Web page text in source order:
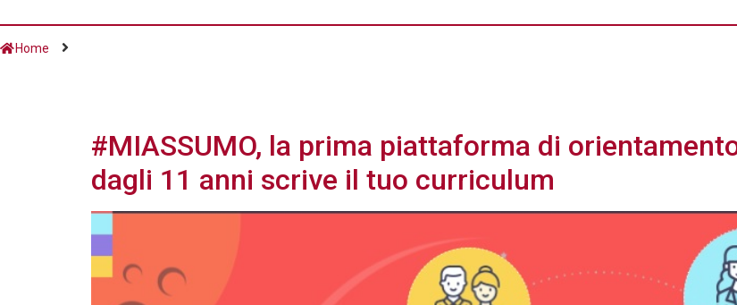
Home
#MIASSUMO, la prima piattaforma di
dagli 11 anni scrive il tuo curriculum